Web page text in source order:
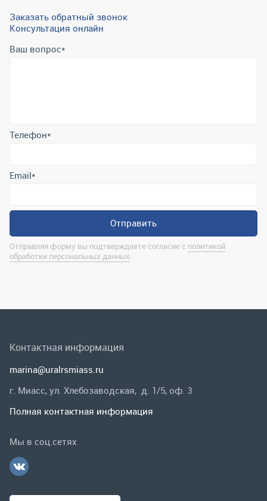
Заказать обратный звонок
Консультация онлайн
Ваш вопрос*
Отправляя форму вы подтверждаете согласие с
Спецпредложения
Контактная информация
marina@uralrsmiass.ru
Заказать звонок